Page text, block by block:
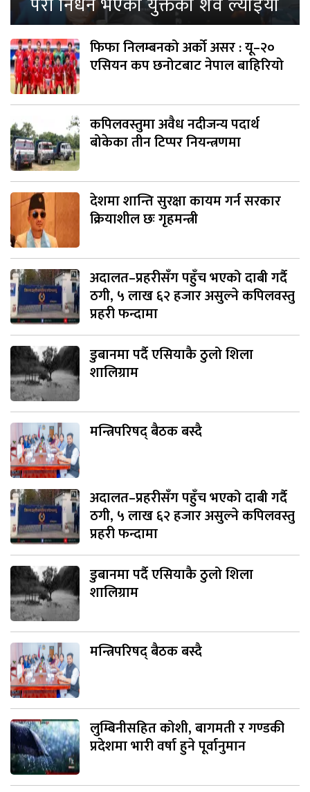
फिफा निलम्बनको अर्को असर : यू–२०
एसियन कप छनोटबाट नेपाल बाहिरियो
कपिलवस्तुमा अवैध नदीजन्य पदार्थ
बोकेका तीन टिप्पर नियन्त्रणमा
देशमा शान्ति सुरक्षा कायम गर्न सरकार
क्रियाशील छः गृहमन्त्री
अदालत–प्रहरीसँग पहुँच भएको दाबी गर्दै
ठगी, ५ लाख ६२ हजार असुल्ने कपिलवस्तु
प्रहरी फन्दामा
डुबानमा पर्दै एसियाकै ठुलो शिला
शालिग्राम
मन्त्रिपरिषद् बैठक बस्दै
अदालत–प्रहरीसँग पहुँच भएको दाबी गर्दै
ठगी, ५ लाख ६२ हजार असुल्ने कपिलवस्तु
प्रहरी फन्दामा
डुबानमा पर्दै एसियाकै ठुलो शिला
शालिग्राम
मन्त्रिपरिषद् बैठक बस्दै
लुम्बिनीसहित कोशी, बागमती र गण्डकी
प्रदेशमा भारी वर्षा हुने पूर्वानुमान